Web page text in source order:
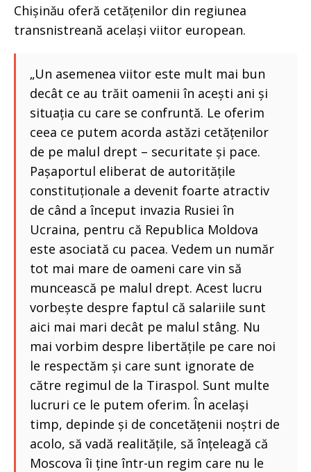
Chișinău oferă cetățenilor din regiunea
transnistreană același viitor european.
„Un asemenea viitor este mult mai bun
decât ce au trăit oamenii în acești ani și
situația cu care se confruntă. Le oferim
ceea ce putem acorda astăzi cetățenilor
de pe malul drept – securitate și pace.
Pașaportul eliberat de autoritățile
constituționale a devenit foarte atractiv
de când a început invazia Rusiei în
Ucraina, pentru că Republica Moldova
este asociată cu pacea. Vedem un număr
tot mai mare de oameni care vin să
muncească pe malul drept. Acest lucru
vorbește despre faptul că salariile sunt
aici mai mari decât pe malul stâng. Nu
mai vorbim despre libertățile pe care noi
le respectăm și care sunt ignorate de
către regimul de la Tiraspol. Sunt multe
lucruri ce le putem oferim. În același
timp, depinde și de concetățenii noștri de
acolo, să vadă realitățile, să înțeleagă că
Moscova îi ține într-un regim care nu le